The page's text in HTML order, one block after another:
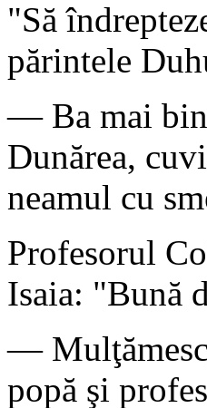
"Să
părintele
— Ba mai
Dunărea,
neamul cu
Profesorul
Isaia: "Bună
—
popă şi